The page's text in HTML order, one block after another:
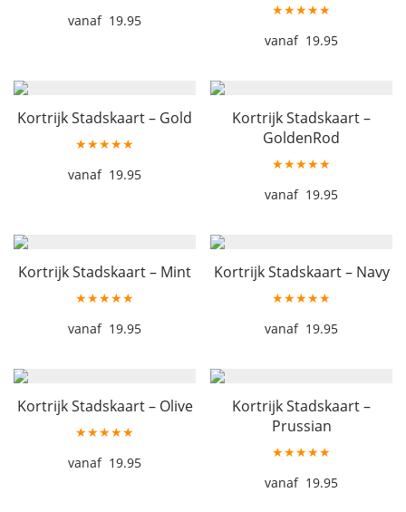
19.95
★★★★★
19.95
Kortrijk Stadskaart – Gold
★★★★★
19.95
Kortrijk Stadskaart –
GoldenRod
★★★★★
19.95
Kortrijk Stadskaart – Mint
★★★★★
19.95
Kortrijk Stadskaart – Navy
★★★★★
19.95
Kortrijk Stadskaart – Olive
★★★★★
19.95
Kortrijk Stadskaart –
Prussian
★★★★★
19.95